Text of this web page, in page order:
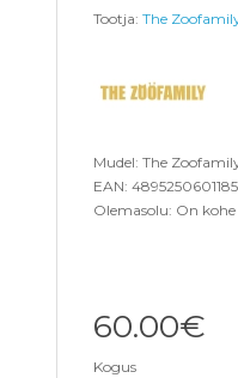
Tootja: The
Mudel: The
EAN: 4895250601185
Olemasolu: On kohe
60.00€
Kogus